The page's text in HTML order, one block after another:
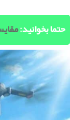
حتما بخوانید: